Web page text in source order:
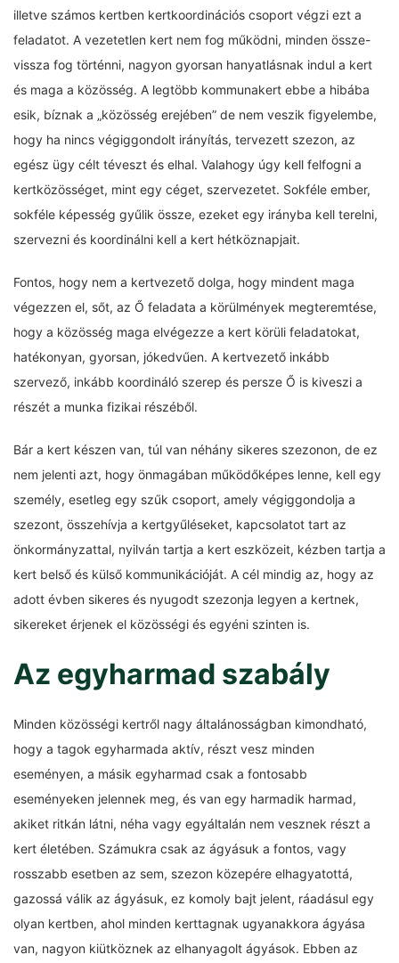
illetve számos kertben kertkoordinációs csoport végzi ezt a
feladatot. A vezetetlen kert nem fog működni, minden össze-
vissza fog történni, nagyon gyorsan hanyatlásnak indul a kert
és maga a közösség. A legtöbb kommunakert ebbe a hibába
esik, bíznak a „közösség erejében” de nem veszik figyelembe,
hogy ha nincs végiggondolt irányítás, tervezett szezon, az
egész ügy célt téveszt és elhal. Valahogy úgy kell felfogni a
kertközösséget, mint egy céget, szervezetet. Sokféle ember,
sokféle képesség gyűlik össze, ezeket egy irányba kell terelni,
szervezni és koordinálni kell a kert hétköznapjait.
Fontos, hogy nem a kertvezető dolga, hogy mindent maga
végezzen el, sőt, az Ő feladata a körülmények megteremtése,
hogy a közösség maga elvégezze a kert körüli feladatokat,
hatékonyan, gyorsan, jókedvűen. A kertvezető inkább
szervező, inkább koordináló szerep és persze Ő is kiveszi a
részét a munka fizikai részéből.
Bár a kert készen van, túl van néhány sikeres szezonon, de ez
nem jelenti azt, hogy önmagában működőképes lenne, kell egy
személy, esetleg egy szűk csoport, amely végiggondolja a
szezont, összehívja a kertgyűléseket, kapcsolatot tart az
önkormányzattal, nyilván tartja a kert eszközeit, kézben tartja a
kert belső és külső kommunikációját. A cél mindig az, hogy az
adott évben sikeres és nyugodt szezonja legyen a kertnek,
sikereket érjenek el közösségi és egyéni szinten is.
Az egyharmad szabály
Minden közösségi kertről nagy általánosságban kimondható,
hogy a tagok egyharmada aktív, részt vesz minden
eseményen, a másik egyharmad csak a fontosabb
eseményeken jelennek meg, és van egy harmadik harmad,
akiket ritkán látni, néha vagy egyáltalán nem vesznek részt a
kert életében. Számukra csak az ágyásuk a fontos, vagy
rosszabb esetben az sem, szezon közepére elhagyatottá,
gazossá válik az ágyásuk, ez komoly bajt jelent, ráadásul egy
olyan kertben, ahol minden kerttagnak ugyanakkora ágyása
van, nagyon kiütköznek az elhanyagolt ágyások. Ebben az